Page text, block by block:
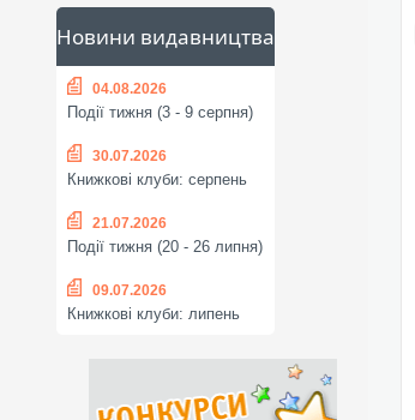
Новини видавництва
04.08.2026
Події тижня (3 - 9 серпня)
30.07.2026
Книжкові клуби: серпень
21.07.2026
Події тижня (20 - 26 липня)
09.07.2026
Книжкові клуби: липень